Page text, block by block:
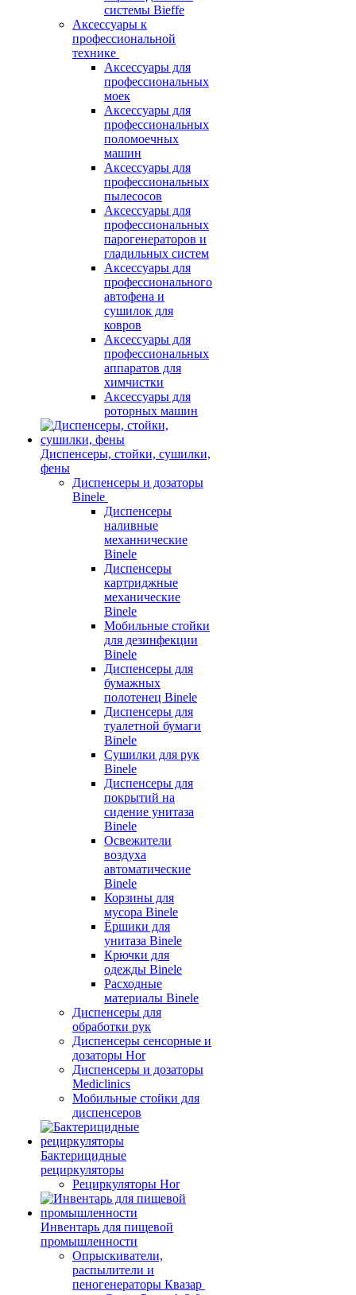
системы Bieffe
Аксессуары к
профессиональной
технике
Аксессуары для
профессиональных
моек
Аксессуары для
профессиональных
поломоечных
машин
Аксессуары для
профессиональных
пылесосов
Аксессуары для
профессиональных
парогенераторов и
гладильных систем
Аксессуары для
профессионального
автофена и
сушилок для
ковров
Аксессуары для
профессиональных
аппаратов для
химчистки
Аксессуары для
роторных машин
Диспенсеры, стойки, сушилки,
фены
Диспенсеры и дозаторы
Binele
Диспенсеры
наливные
механнические
Binele
Диспенсеры
картриджные
механические
Binele
Мобильные стойки
для дезинфекции
Binele
Диспенсеры для
бумажных
полотенец Binele
Диспенсеры для
туалетной бумаги
Binele
Сушилки для рук
Binele
Диспенсеры для
покрытий на
сидение унитаза
Binele
Освежители
воздуха
автоматические
Binele
Корзины для
мусора Binele
Ёршики для
унитаза Binele
Крючки для
одежды Binele
Расходные
материалы Binele
Диспенсеры для
обработки рук
Диспенсеры сенсорные и
дозаторы Hor
Диспенсеры и дозаторы
Mediclinics
Мобильные стойки для
диспенсеров
Бактерицидные
рециркуляторы
Рециркуляторы Hor
Инвентарь для пищевой
промышленности
Опрыскиватели,
распылители и
пеногенераторы Квазар